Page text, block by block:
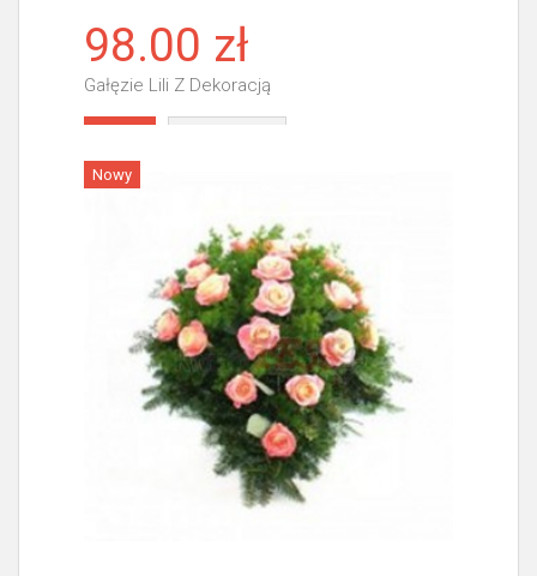
98.00 zł
Gałęzie Lili Z Dekoracją
Nowy